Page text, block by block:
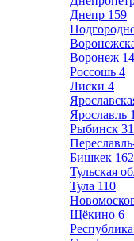
Днепр 159
Воронеж
Россошь 4
Лиски 4
Ярославль
Рыбинск 31
Бишкек 162
Тульская
Тула 110
Щёкино 6